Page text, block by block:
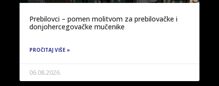
Prebilovci – pomen molitvom za prebilovačke i
donjohercegovačke mučenike
PROČITAJ VIŠE »
06.08.2026.